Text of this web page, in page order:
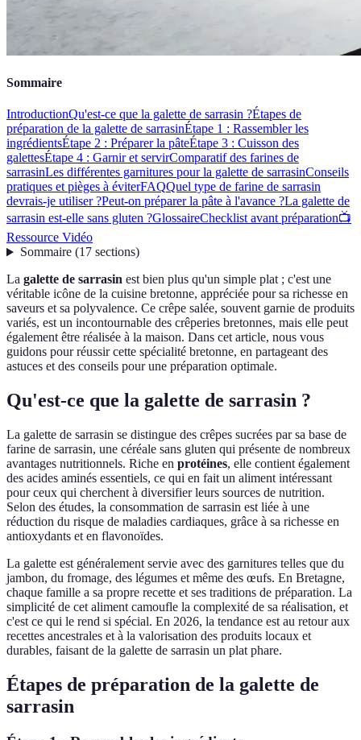
Sommaire
IntroductionQu'est-ce que la galette de sarrasin ?Étapes de
préparation de la galette de sarrasinÉtape 1 : Rassembler les
ingrédientsÉtape 2 : Préparer la pâteÉtape 3 : Cuisson des
galettesÉtape 4 : Garnir et servirComparatif des farines de
sarrasinLes différentes garnitures pour la galette de sarrasinConseils
pratiques et pièges à éviterFAQQuel type de farine de sarrasin
devrais-je utiliser ?Peut-on préparer la pâte à l'avance ?La galette de
sarrasin est-elle sans gluten ?GlossaireChecklist avant préparation📺
Ressource Vidéo
Sommaire(17 sections)
La galette de sarrasin est bien plus qu'un simple plat ; c'est une
véritable icône de la cuisine bretonne, appréciée pour sa richesse en
saveurs et sa polyvalence. Ce crêpe salée, souvent garnie de produits
variés, est un incontournable des crêperies bretonnes, mais elle peut
également être réalisée à la maison. Dans cet article, nous vous
guidons pour réussir cette spécialité bretonne, en partageant des
astuces et des conseils pour une préparation optimale.
Qu'est-ce que la galette de sarrasin ?
La galette de sarrasin se distingue des crêpes sucrées par sa base de
farine de sarrasin, une céréale sans gluten qui présente de nombreux
avantages nutritionnels. Riche en protéines, elle contient également
des acides aminés essentiels, ce qui en fait un aliment intéressant
pour ceux qui cherchent à diversifier leurs sources de nutrition.
Selon des études, la consommation de sarrasin est liée à une
réduction du risque de maladies cardiaques, grâce à sa richesse en
antioxydants et en flavonoïdes.
La galette est généralement servie avec des garnitures telles que du
jambon, du fromage, des légumes et même des œufs. En Bretagne,
chaque famille a sa propre recette et ses traditions de préparation. La
simplicité de cet aliment camoufle la complexité de sa réalisation, et
c'est ce qui le rend si spécial. En 2026, la tendance est au retour aux
recettes ancestrales et à la valorisation des produits locaux et
durables, faisant de la galette de sarrasin un plat phare.
Étapes de préparation de la galette de
sarrasin